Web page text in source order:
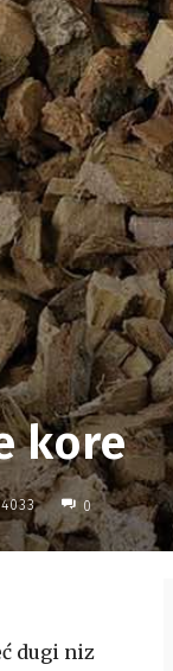
kore
4033 0
dugi niz